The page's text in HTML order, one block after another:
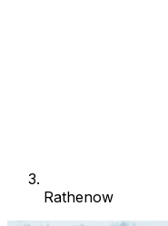
Rathenow